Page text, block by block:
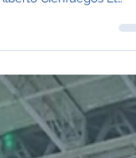
Cienfuegos El